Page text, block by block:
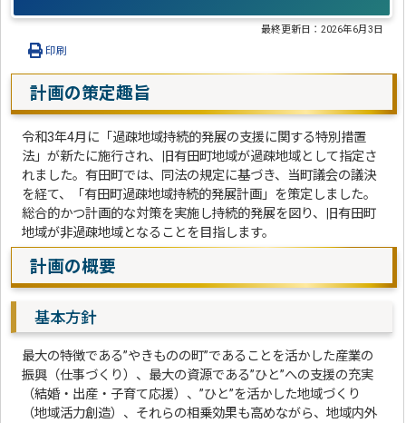
最終更新日：2026年6月3日
印刷
計画の策定趣旨
令和3年4月に「過疎地域持続的発展の支援に関する特別措置
法」が新たに施行され、旧有田町地域が過疎地域として指定さ
れました。有田町では、同法の規定に基づき、当町議会の議決
を経て、「有田町過疎地域持続的発展計画」を策定しました。
総合的かつ計画的な対策を実施し持続的発展を図り、旧有田町
地域が非過疎地域となることを目指します。
計画の概要
基本方針
最大の特徴である”やきものの町”であることを活かした産業の
振興（仕事づくり）、最大の資源である”ひと”への支援の充実
（結婚・出産・子育て応援）、”ひと”を活かした地域づくり
（地域活力創造）、それらの相乗効果も高めながら、地域内外